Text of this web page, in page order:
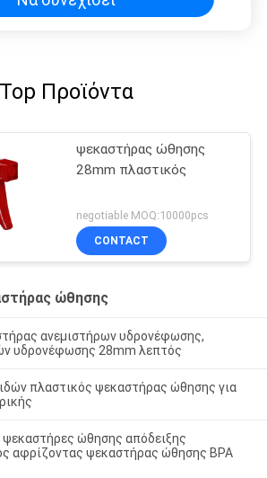
Top Προϊόντα
ψεκαστήρας ώθησης
28mm πλαστικός
negotiable MOQ:10000pcs
CONTACT
ώθησης
ανεμιστήρων υδρονέφωσης,
υδρονέφωσης 28mm λεπτός
πλαστικός ψεκαστήρας ώθησης για
ψεκαστήρες ώθησης απόδειξης
αφρίζοντας ψεκαστήρας ώθησης BPA